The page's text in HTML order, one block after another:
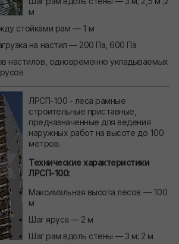
м
стойками рам — 1 м
на настил — 200 Па, 600 Па
настилов, одновременно укладываемых
ЛРСП-100 - леса рамные
строительные приставные,
предназначенные для ведения
наружных работ на высоте до 100
метров.
Технические характеристики
ЛРСП-100:
Максимальная высота лесов — 100
м
Шаг яруса — 2 м
Шаг рам вдоль стены — 3 м; 2 м